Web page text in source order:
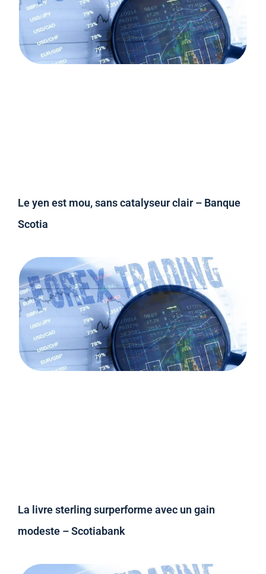
Le yen est mou, sans catalyseur clair – Banque
Scotia
La livre sterling surperforme avec un gain
modeste – Scotiabank